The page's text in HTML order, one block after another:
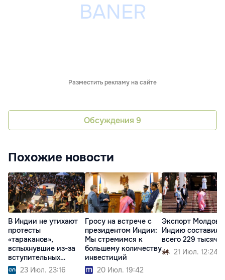
Разместить рекламу на сайте
Обсуждения 9
Похожие новости
В Индии не утихают
протесты
«тараканов»,
вспыхнувшие из-за
вступительных
экзаменов
23 Июл. 23:16
Гросу на встрече с
президентом Индии:
Мы стремимся к
большему количеству
инвестиций
20 Июл. 19:42
Экспорт
Индию составил
всего 229 тысяч
21 Июл. 12:24